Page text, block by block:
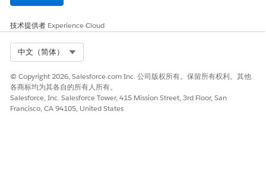
技术提供者 Experience Cloud
中文（简体）
© Copyright 2026, Salesforce.com Inc. 公司版权所有。保留所有权利。其他
各商标均为其各自的所有人所有。
Salesforce, Inc. Salesforce Tower, 415 Mission Street, 3rd Floor, San
Francisco, CA 94105, United States